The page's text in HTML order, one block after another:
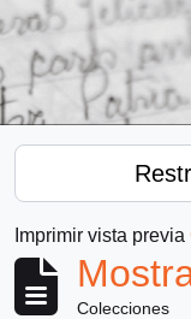
Imprimir vista previa
Colecciones